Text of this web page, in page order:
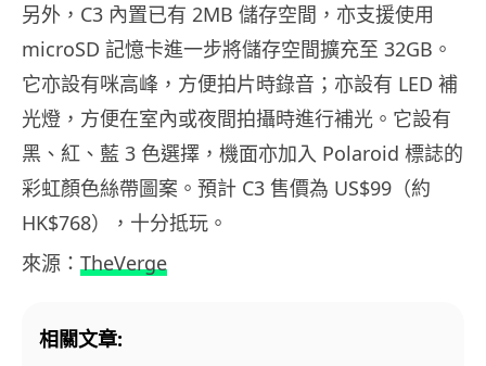
另外，C3 內置已有 2MB 儲存空間，亦支援使用
microSD 記憶卡進一步將儲存空間擴充至 32GB。
它亦設有咪高峰，方便拍片時錄音；亦設有 LED 補
光燈，方便在室內或夜間拍攝時進行補光。它設有
黑、紅、藍 3 色選擇，機面亦加入 Polaroid 標誌的
彩虹顏色絲帶圖案。預計 C3 售價為 US$99（約
HK$768），十分抵玩。
來源： TheVerge
相關文章: